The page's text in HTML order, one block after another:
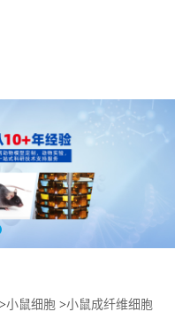
>小鼠细胞 >小鼠成纤维细胞